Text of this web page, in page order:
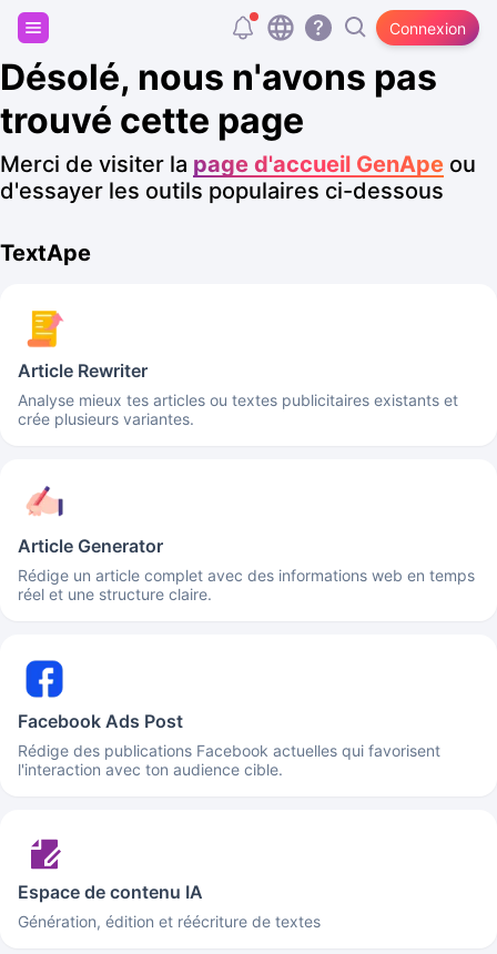
Connexion
Inscris-toi et reçois 20 000 tokens gratuits
Désolé, nous n'avons pas
trouvé cette page
Merci de visiter la page d'accueil GenApe ou
d'essayer les outils populaires ci-dessous
TextApe
Article Rewriter
Analyse mieux tes articles ou textes publicitaires existants et
crée plusieurs variantes.
Article Generator
Rédige un article complet avec des informations web en temps
réel et une structure claire.
Facebook Ads Post
Rédige des publications Facebook actuelles qui favorisent
l'interaction avec ton audience cible.
Espace de contenu IA
Génération, édition et réécriture de textes